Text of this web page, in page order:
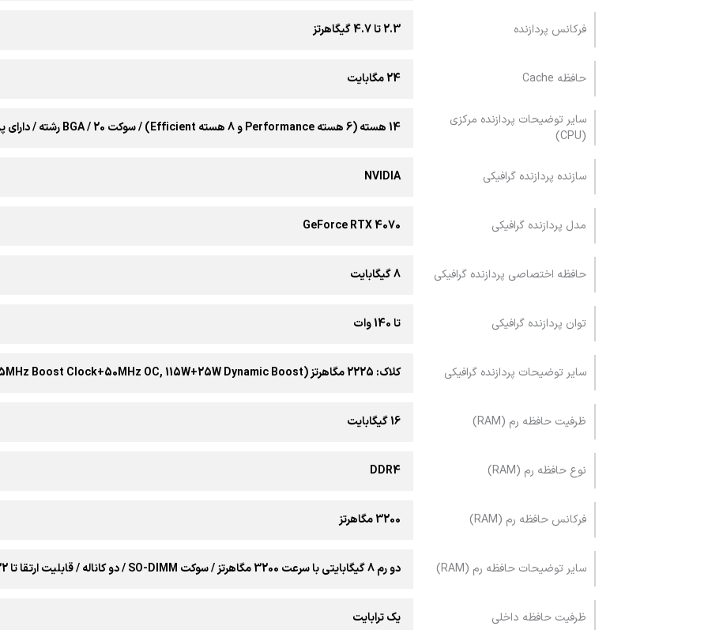
فرکانس پردازنده 2.3 تا 4.7 گیگاهرتز
حافظه Cache 24 مگابایت
سایر توضیحات پردازنده مرکزی
(CPU)
14 هسته (6 هسته Performance و 8 هسته Efficient) / سوکت BGA / 20 رشته / دارای پردازنده گرافیکی مجتمع Iris Xe اینتل
سازنده پردازنده گرافیکی NVIDIA
مدل پردازنده گرافیکی GeForce RTX 4070
حافظه اختصاصی پردازنده گرافیکی 8 گیگابایت
توان پردازنده گرافیکی تا 140 وات
سایر توضیحات پردازنده گرافیکی کلاک: 2225 مگاهرتز (2175MHz Boost Clock+50MHz OC, 115W+25W Dynamic Boost)
ظرفیت حافظه رم (RAM) 16 گیگابایت
نوع حافظه رم (RAM) DDR4
فرکانس حافظه رم (RAM) 3200 مگاهرتز
سایر توضیحات حافظه رم (RAM) دو رم 8 گیگابایتی با سرعت 3200 مگاهرتز / سوکت SO-DIMM / دو کاناله / قابلیت ارتقا تا 32 گیگابایت
ظرفیت حافظه داخلی یک ترابایت